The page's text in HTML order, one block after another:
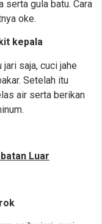
serta gula batu. Cara
oke.
kepala
saja, cuci jahe
Setelah itu
air serta berikan
Luar